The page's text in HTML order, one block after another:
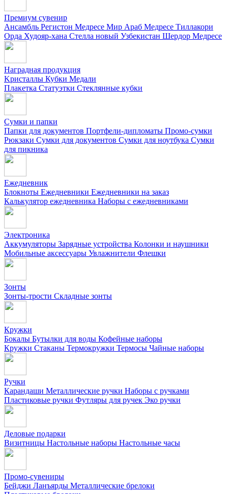
Премиум сувенир
Ансамбль Регистон Медресе Мир Араб Медресе Тиллакори
Орда Худояр-хана Стелла новый Узбекистан Шердор Медресе
Наградная продукция
Kристаллы Кубки Медали
Плакетка Статуэтки Стеклянные кубки
Сумки и папки
Папки для документов Портфели-дипломаты Промо-сумки
Рюкзаки Сумки для документов Сумки для ноутбука Сумки
для пикника
Ежедневник
Блокноты Ежедневники Ежедневники на заказ
Калькулятор ежедневника Наборы с ежедневниками
Электроника
Аккумуляторы Зарядные устройства Колонки и наушники
Мобильные аксессуары Увлажнители Флешки
Зонты
Зонты-трости Складные зонты
Кружки
Бокалы Бутылки для воды Кофейные наборы
Кружки Стаканы Термокружки Термосы Чайные наборы
Ручки
Карандаши Металлические ручки Наборы с ручками
Пластиковые ручки Футляры для ручек Эко ручки
Деловые подарки
Визитницы Настольные наборы Настольные часы
Промо-сувениры
Бейджи Ланъярды Металлические брелоки